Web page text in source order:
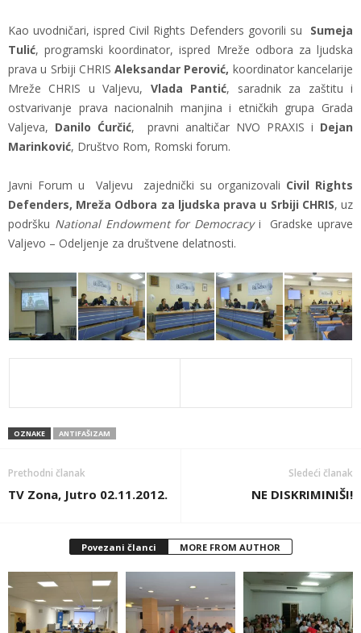
Kao uvodničari, ispred Civil Rights Defenders govorili su Sumeja
Tulić, programski koordinator, ispred Mreže odbora za ljudska
prava u Srbiji CHRISAleksandar Perović, koordinator kancelarije
Mreže CHRIS u Valjevu, Vlada Pantić, saradnik za zaštitu i
ostvarivanje prava nacionalnih manjina i etničkih grupa Grada
Valjeva, Danilo Ćurčić, pravni analtičar NVO PRAXIS i Dejan
Marinković, Društvo Rom, Romski forum.
Javni Forum u Valjevu zajednički su organizovali Civil Rights
Defenders, Mreža Odbora za ljudska prava u Srbiji CHRIS, uz
podršku National Endowment for Democracy i Gradske uprave
Valjevo – Odeljenje za društvene delatnosti.
OZNAKE ANTIFAŠIZAM
Prethodni članak
TV Zona, Jutro 02.11.2012.
Sledeći članak
NE DISKRIMINIŠI!
Povezani članci MORE FROM AUTHOR